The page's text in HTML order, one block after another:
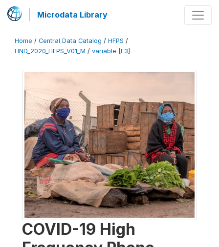
Microdata Library
Home / Central Data Catalog / HFPS /
HND_2020_HFPS_V01_M / variable [F3]
COVID-19 High